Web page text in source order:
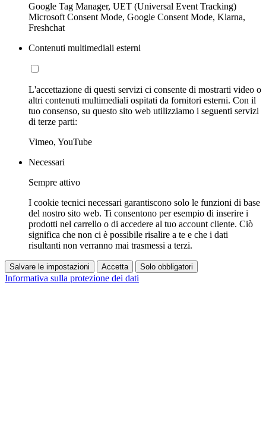
Google Tag Manager, UET (Universal Event Tracking)
Microsoft Consent Mode, Google Consent Mode, Klarna,
Freshchat
Contenuti multimediali esterni
L'accettazione di questi servizi ci consente di mostrarti video o
altri contenuti multimediali ospitati da fornitori esterni. Con il
tuo consenso, su questo sito web utilizziamo i seguenti servizi
di terze parti:
Vimeo, YouTube
Necessari
Sempre attivo
I cookie tecnici necessari garantiscono solo le funzioni di base
del nostro sito web. Ti consentono per esempio di inserire i
prodotti nel carrello o di accedere al tuo account cliente. Ciò
significa che non ci è possibile risalire a te e che i dati
risultanti non verranno mai trasmessi a terzi.
Salvare le impostazioni Accetta Solo obbligatori
Informativa sulla protezione dei dati